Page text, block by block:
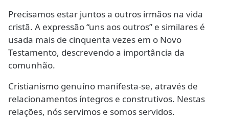
Precisamos estar juntos a outros irmãos na vida
cristã. A expressão “uns aos outros” e similares é
usada mais de cinquenta vezes em o Novo
Testamento, descrevendo a importância da
comunhão.
Cristianismo genuíno manifesta-se, através de
relacionamentos íntegros e construtivos. Nestas
relações, nós servimos e somos servidos.